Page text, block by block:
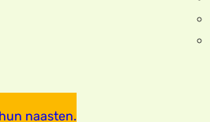
naasten.